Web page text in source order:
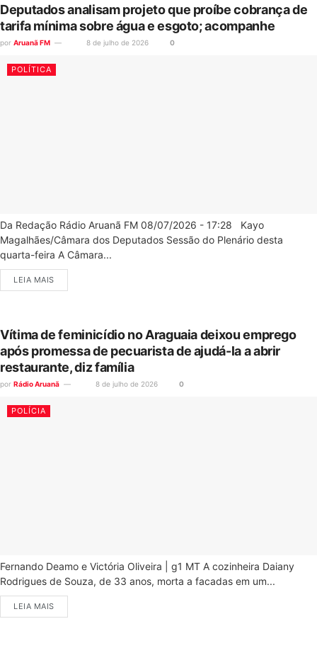
Deputados analisam projeto que proíbe cobrança de
tarifa mínima sobre água e esgoto; acompanhe
por Aruanã FM 8 de julho de 2026 0
POLÍTICA
Da Redação Rádio Aruanã FM 08/07/2026 - 17:28 Kayo
Magalhães/Câmara dos Deputados Sessão do Plenário desta
quarta-feira A Câmara...
LEIA MAIS
Vítima de feminicídio no Araguaia deixou emprego
após promessa de pecuarista de ajudá-la a abrir
restaurante, diz família
por Rádio Aruanã 8 de julho de 2026 0
POLÍCIA
Fernando Deamo e Victória Oliveira | g1 MT A cozinheira Daiany
Rodrigues de Souza, de 33 anos, morta a facadas em um...
LEIA MAIS